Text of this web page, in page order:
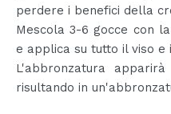
perdere i benefici della
Mescola 3-6 gocce con
e applica su tutto il viso e
L'abbronzatura
risultando in